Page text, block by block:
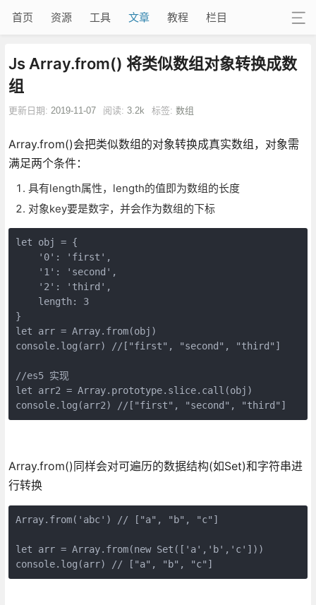
首页 资源 工具 文章 教程 栏目
Js Array.from() 将类似数组对象转换成数
组
更新日期: 2019-11-07 阅读: 3.2k 标签: 数组
Array.from()会把类似数组的对象转换成真实数组，对象需
满足两个条件：
具有length属性，length的值即为数组的长度
对象key要是数字，并会作为数组的下标
let obj = {
    '0': 'first',
    '1': 'second',
    '2': 'third',
    length: 3
}
let arr = Array.from(obj)
console.log(arr) //["first", "second", "third"]
//es5 实现
let arr2 = Array.prototype.slice.call(obj)
console.log(arr2) //["first", "second", "third"]
Array.from()同样会对可遍历的数据结构(如Set)和字符串进
行转换
Array.from('abc') // ["a", "b", "c"]
let arr = Array.from(new Set(['a','b','c']))